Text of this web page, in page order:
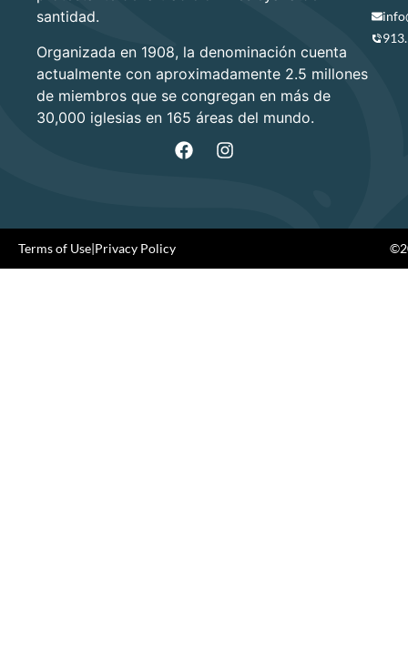
santidad.
Organizada en 1908, la denominación cuenta
actualmente con aproximadamente 2.5 millones
de miembros que se congregan en más de
30,000 iglesias en 165 áreas del mundo.
Terms of Use|Privacy Policy